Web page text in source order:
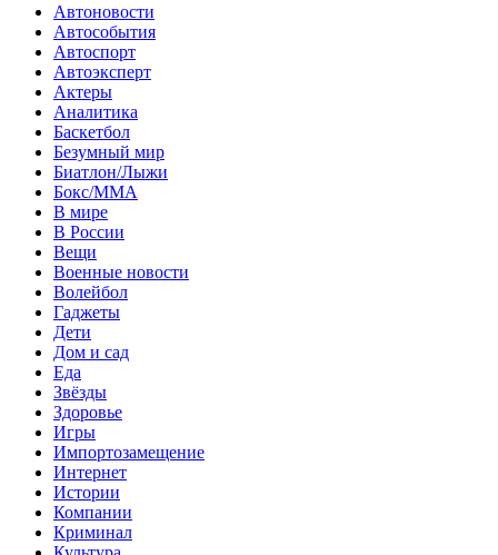
Автоновости
Автособытия
Автоспорт
Автоэксперт
Актеры
Аналитика
Баскетбол
Безумный мир
Биатлон/Лыжи
Бокс/MMA
В мире
В России
Вещи
Военные новости
Волейбол
Гаджеты
Дети
Дом и сад
Еда
Звёзды
Здоровье
Игры
Импортозамещение
Интернет
Истории
Компании
Криминал